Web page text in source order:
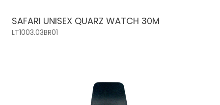
SAFARI UNISEX QUARZ WATCH 30M
LT1003.03BR01